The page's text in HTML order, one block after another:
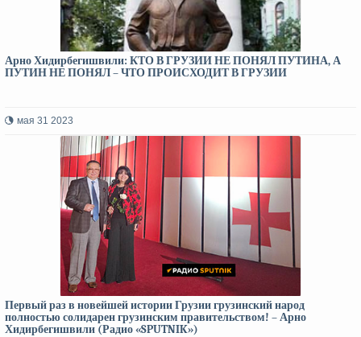
Арно Хидирбегишвили: КТО В ГРУЗИИ НЕ ПОНЯЛ ПУТИНА, А
ПУТИН НЕ ПОНЯЛ – ЧТО ПРОИСХОДИТ В ГРУЗИИ
мая 31 2023
Первый раз в новейшей истории Грузии грузинский народ
полностью солидарен грузинским правительством! – Арно
Хидирбегишвили (Радио «SPUTNIK»)